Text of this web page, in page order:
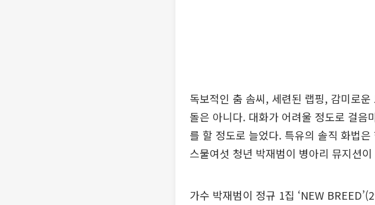
독보적인 춤 솜씨, 세련된 랩핑, 감미로
돌은 아니다. 대화가 어려울 정도로 걸
를 할 정도로 늘었다. 특유의 솔직 화법
스물여섯 청년 박재범이 병아리 뮤지션
가수 박재범이 정규 1집 ‘NEW